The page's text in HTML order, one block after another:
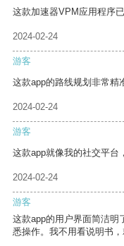
这款加速器VPM应用程序
2024-02-24
游客
这款app的路线规划非常精
2024-02-24
游客
这款app就像我的社交平台
2024-02-24
游客
这款app的用户界面简洁明
悉操作。我不用看说明书，